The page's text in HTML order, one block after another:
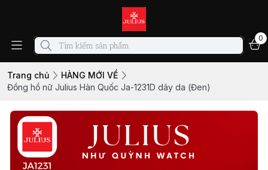
0
Trang chủ
HÀNG MỚI VỀ
Đồng hồ nữ Julius Hàn Quốc Ja-1231D dây da (Đen)